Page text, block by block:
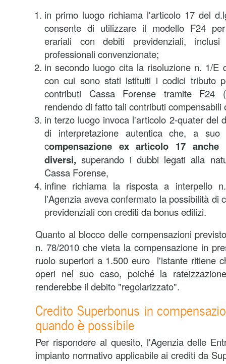
in primo luogo richiama l'articolo 17 del
consente di utilizzare il modello F24
erariali con debiti previdenziali,
professionali convenzionate;
in secondo luogo cita la risoluzione n. 1/E
con cui sono stati istituiti i codici tributo
contributi Cassa Forense tramite F24
rendendo di fatto tali contributi compensabili
in terzo luogo invoca l'articolo 2-quater del
di interpretazione autentica che, a suo
compensazione ex articolo 17
diversi, superando i dubbi legati alla
Cassa Forense,
infine richiama la risposta a interpello
l'Agenzia aveva confermato la possibilità di
previdenziali con crediti da bonus edilizi.
Quanto al blocco delle compensazioni
n. 78/2010 che vieta la compensazione in
ruolo superiori a 1.500 euro l'istante ritiene
operi nel suo caso, poiché la
renderebbe il debito "regolarizzato".
Credito Superbonus in
quando è possibile
Per rispondere al quesito, l'Agenzia delle
impianto normativo applicabile ai crediti da